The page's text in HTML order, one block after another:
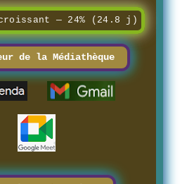
— 24% (24.8 j)
de la Médiathèque